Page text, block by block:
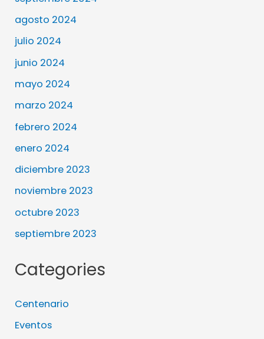
agosto 2024
julio 2024
junio 2024
mayo 2024
marzo 2024
febrero 2024
enero 2024
diciembre 2023
noviembre 2023
octubre 2023
septiembre 2023
Categories
Centenario
Eventos